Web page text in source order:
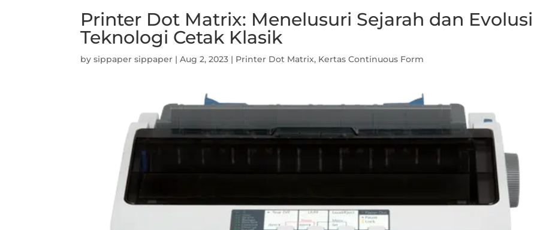
Printer Dot Matrix: Menelusuri Sejarah dan Evolusi
Teknologi Cetak Klasik
bysippaper sippaper |Aug 2, 2023 | Printer Dot Matrix, Kertas Continuous Form